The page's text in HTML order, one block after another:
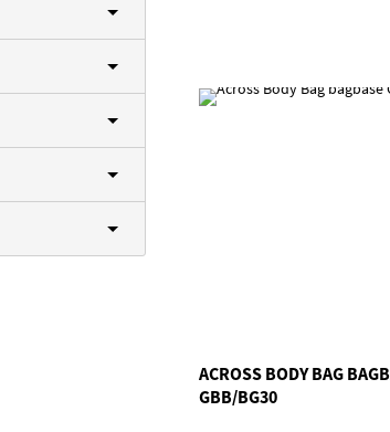
ACROSS BODY BAG
GBB/BG30